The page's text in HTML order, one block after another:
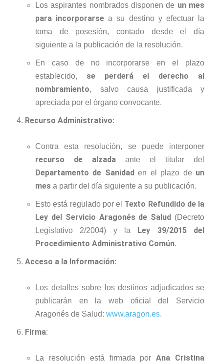
Los aspirantes nombrados disponen de un mes
para incorporarse a su destino y efectuar la
toma de posesión, contado desde el día
siguiente a la publicación de la resolución.
En caso de no incorporarse en el plazo
establecido, se perderá el derecho al
nombramiento, salvo causa justificada y
apreciada por el órgano convocante.
Recurso Administrativo:
Contra esta resolución, se puede interponer
recurso de alzada ante el titular del
Departamento de Sanidad en el plazo de un
mes a partir del día siguiente a su publicación.
Esto está regulado por el Texto Refundido de la
Ley del Servicio Aragonés de Salud (Decreto
Legislativo 2/2004) y la Ley 39/2015 del
Procedimiento Administrativo Común.
Acceso a la Información:
Los detalles sobre los destinos adjudicados se
publicarán en la web oficial del Servicio
Aragonés de Salud: www.aragon.es.
Firma:
La resolución está firmada porAna Cristina